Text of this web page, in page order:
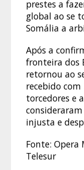
prestes a
global ao se
Somália a
Após a
fronteira dos
retornou ao
recebido
torcedores e
injusta e
Fonte:
Telesur